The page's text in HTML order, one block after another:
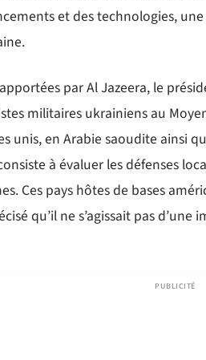
et des technologies,
par Al Jazeera, le
militaires ukrainiens au
unis, en Arabie saoudite ainsi
à évaluer les défenses
Ces pays hôtes de bases
qu’il ne s’agissait pas